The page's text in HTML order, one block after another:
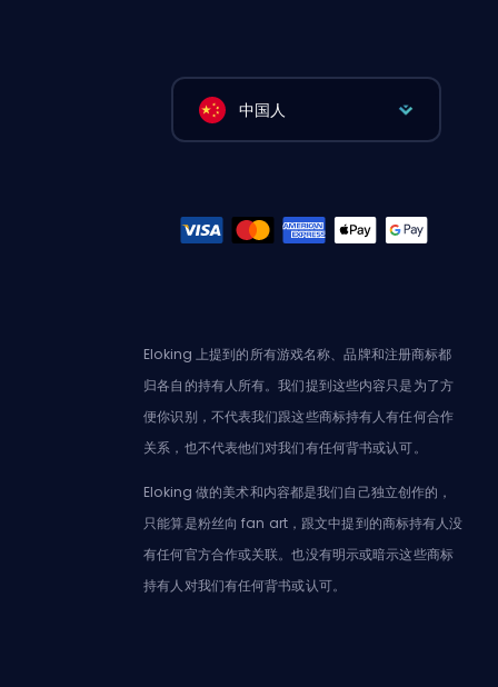
中国人
Eloking 上提到的所有游戏名称、品牌和注册商标都
归各自的持有人所有。我们提到这些内容只是为了方
便你识别，不代表我们跟这些商标持有人有任何合作
关系，也不代表他们对我们有任何背书或认可。
Eloking 做的美术和内容都是我们自己独立创作的，
只能算是粉丝向 fan art，跟文中提到的商标持有人没
有任何官方合作或关联。也没有明示或暗示这些商标
持有人对我们有任何背书或认可。